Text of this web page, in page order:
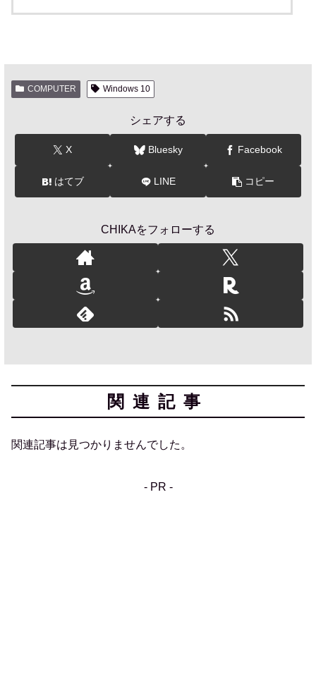
COMPUTER Windows 10
シェアする
X Bluesky Facebook
はてブ LINE コピー
CHIKAをフォローする
関連記事
関連記事は見つかりませんでした。
- PR -